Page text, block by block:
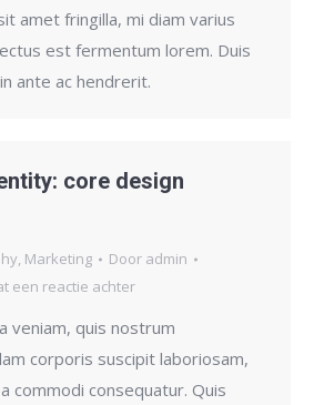
amet fringilla, mi diam varius
est fermentum lorem. Duis
ante ac hendrerit.
core design
, Marketing Door admin
een reactie achter
veniam, quis nostrum
corporis suscipit laboriosam,
commodi consequatur. Quis